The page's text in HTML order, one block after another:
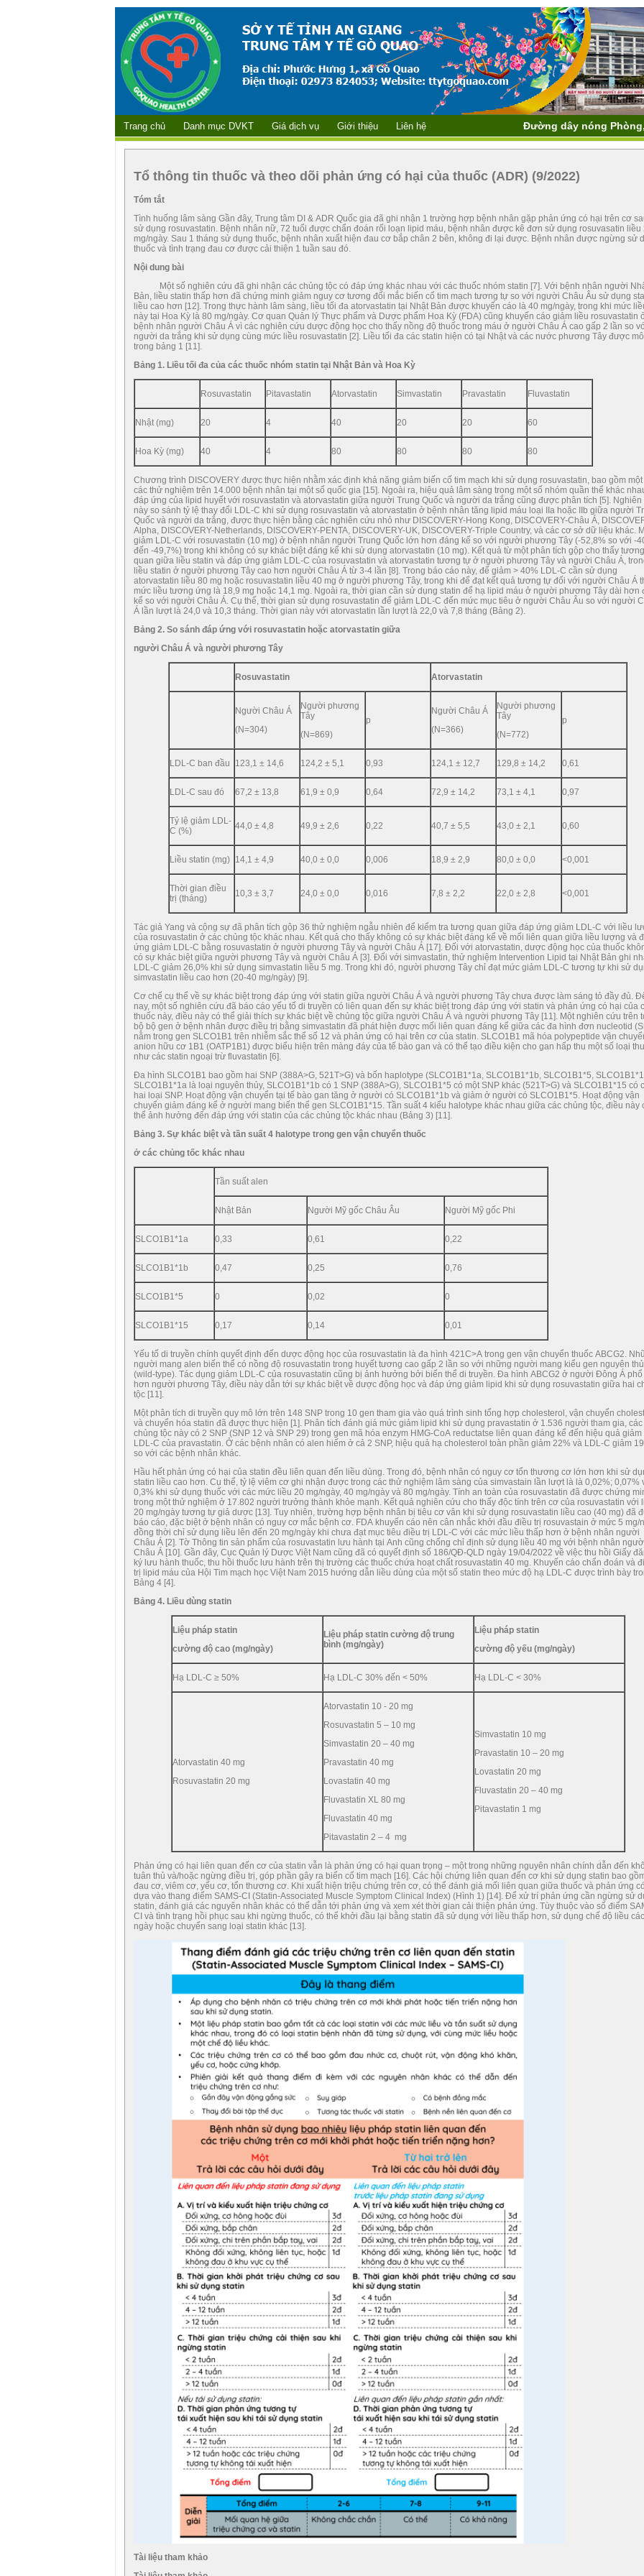
Đường dây nóng Phòng, chống
Trang chủ Danh mục DVKT Giá dịch vụ Giới thiệu Liên hệ
Tổ thông tin thuốc và theo dõi phản ứng có hại của thuốc (ADR) (9/2022)
Tóm tắt
Tình huống lâm sàng Gần đây, Trung tâm DI & ADR Quốc gia đã ghi nhận 1 trường hợp bệnh nhân gặp phản ứng có hại trên cơ
sử dụng rosuvastatin. Bệnh nhân nữ, 72 tuổi được chẩn đoán rối loạn lipid máu, bệnh nhân được kê đơn sử dụng rosuvasatin liều
mg/ngày. Sau 1 tháng sử dụng thuốc, bệnh nhân xuất hiện đau cơ bắp chân 2 bên, không đi lại được. Bệnh nhân được ngừng sử
thuốc và tình trạng đau cơ được cải thiện 1 tuần sau đó.
Nội dung bài
Một số nghiên cứu đã ghi nhận các chủng tộc có đáp ứng khác nhau với các thuốc nhóm statin [7]. Với bệnh nhân người
Bản, liều statin thấp hơn đã chứng minh giảm nguy cơ tương đối mắc biến cố tim mạch tương tự so với người Châu Âu sử dụng
liều cao hơn [12]. Trong thực hành lâm sàng, liều tối đa atorvastatin tại Nhật Bản được khuyến cáo là 40 mg/ngày, trong khi mức
này tại Hoa Kỳ là 80 mg/ngày. Cơ quan Quản lý Thực phẩm và Dược phẩm Hoa Kỳ (FDA) cũng khuyến cáo giảm liều rosuvastatin
bệnh nhân người Châu Á vì các nghiên cứu dược động học cho thấy nồng độ thuốc trong máu ở người Châu Á cao gấp 2 lần so
người da trắng khi sử dụng cùng mức liều rosuvastatin [2]. Liều tối đa các statin hiện có tại Nhật và các nước phương Tây được
trong bảng 1 [11].
Bảng 1. Liều tối đa của các thuốc nhóm statin tại Nhật Bản và Hoa Kỳ
Rosuvastatin Pitavastatin Atorvastatin Simvastatin Pravastatin Fluvastatin
Nhật (mg) 20 4 40 20 20 60
Hoa Kỳ (mg) 40 4 80 80 80 80
Chương trình DISCOVERY được thực hiện nhằm xác định khả năng giảm biến cố tim mạch khi sử dụng rosuvastatin, bao gồm
các thử nghiệm trên 14.000 bệnh nhân tại một số quốc gia [15]. Ngoài ra, hiệu quả lâm sàng trong một số nhóm quần thể khác
đáp ứng của lipid huyết với rosuvastatin và atorvastatin giữa người Trung Quốc và người da trắng cũng được phân tích [5]. Nghiên
này so sánh tỷ lệ thay đổi LDL-C khi sử dụng rosuvastatin và atorvastatin ở bệnh nhân tăng lipid máu loại IIa hoặc IIb giữa người
Quốc và người da trắng, được thực hiện bằng các nghiên cứu nhỏ như DISCOVERY-Hong Kong, DISCOVERY-Châu Á,
Alpha, DISCOVERY-Netherlands, DISCOVERY-PENTA, DISCOVERY-UK, DISCOVERY-Triple Country, và các cơ sở dữ liệu khác.
giảm LDL-C với rosuvastatin (10 mg) ở bệnh nhân người Trung Quốc lớn hơn đáng kể so với người phương Tây (-52,8% so với -
đến -49,7%) trong khi không có sự khác biệt đáng kể khi sử dụng atorvastatin (10 mg). Kết quả từ một phân tích gộp cho thấy tương
quan giữa liều statin và đáp ứng giảm LDL-C của rosuvastatin và atorvastatin tương tự ở người phương Tây và người Châu Á,
liều statin ở người phương Tây cao hơn người Châu Á từ 3-4 lần [8]. Trong báo cáo này, để giảm > 40% LDL-C cần sử dụng
atorvastatin liều 80 mg hoặc rosuvastatin liều 40 mg ở người phương Tây, trong khi để đạt kết quả tương tự đối với người Châu Á
mức liều tương ứng là 18,9 mg hoặc 14,1 mg. Ngoài ra, thời gian cần sử dụng statin để hạ lipid máu ở người phương Tây dài hơn
kể so với người Châu Á. Cụ thể, thời gian sử dụng rosuvastatin để giảm LDL-C đến mức mục tiêu ở người Châu Âu so với người
Á lần lượt là 24,0 và 10,3 tháng. Thời gian này với atorvastatin lần lượt là 22,0 và 7,8 tháng (Bảng 2).
Bảng 2. So sánh đáp ứng với rosuvastatin hoặc atorvastatin giữa
người Châu Á và người phương Tây
Rosuvastatin Atorvastatin
Người Châu Á
(N=304)
Người phương
Tây
(N=869)
p
Người Châu Á
(N=366)
Người phương
Tây
(N=772)
p
LDL-C ban đầu 123,1 ± 14,6 124,2 ± 5,1 0,93 124,1 ± 12,7 129,8 ± 14,2 0,61
LDL-C sau đó 67,2 ± 13,8 61,9 ± 0,9 0,64 72,9 ± 14,2 73,1 ± 4,1 0,97
Tỷ lệ giảm LDL-
C (%)
44,0 ± 4,8 49,9 ± 2,6 0,22 40,7 ± 5,5 43,0 ± 2,1 0,60
Liều statin (mg) 14,1 ± 4,9 40,0 ± 0,0 0,006 18,9 ± 2,9 80,0 ± 0,0 <0,001
Thời gian điều
trị (tháng)
10,3 ± 3,7 24,0 ± 0,0 0,016 7,8 ± 2,2 22,0 ± 2,8 <0,001
Tác giả Yang và cộng sự đã phân tích gộp 36 thử nghiệm ngẫu nhiên để kiểm tra tương quan giữa đáp ứng giảm LDL-C với liều
của rosuvastatin ở các chủng tộc khác nhau. Kết quả cho thấy không có sự khác biệt đáng kể về mối liên quan giữa liều lượng và
ứng giảm LDL-C bằng rosuvastatin ở người phương Tây và người Châu Á [17]. Đối với atorvastatin, dược động học của thuốc
có sự khác biệt giữa người phương Tây và người Châu Á [3]. Đối với simvastatin, thử nghiệm Intervention Lipid tại Nhật Bản ghi
LDL-C giảm 26,0% khi sử dụng simvastatin liều 5 mg. Trong khi đó, người phương Tây chỉ đạt mức giảm LDL-C tương tự khi sử
simvastatin liều cao hơn (20-40 mg/ngày) [9].
Cơ chế cụ thể về sự khác biệt trong đáp ứng với statin giữa người Châu Á và người phương Tây chưa được làm sáng tỏ đầy đủ.
nay, một số nghiên cứu đã báo cáo yếu tố di truyền có liên quan đến sự khác biệt trong đáp ứng với statin và phản ứng có hại của
thuốc này, điều này có thể giải thích sự khác biệt về chủng tộc giữa người Châu Á và người phương Tây [11]. Một nghiên cứu trên
bộ bộ gen ở bệnh nhân được điều trị bằng simvastatin đã phát hiện được mối liên quan đáng kể giữa các đa hình đơn nucleotid
nằm trong gen SLCO1B1 trên nhiễm sắc thể số 12 và phản ứng có hại trên cơ của statin. SLCO1B1 mã hóa polypeptide vận
anion hữu cơ 1B1 (OATP1B1) được biểu hiện trên màng đáy của tế bào gan và có thể tạo điều kiện cho gan hấp thu một số loại
như các statin ngoại trừ fluvastatin [6].
Đa hình SLCO1B1 bao gồm hai SNP (388A>G, 521T>G) và bốn haplotype (SLCO1B1*1a, SLCO1B1*1b, SLCO1B1*5,
SLCO1B1*1a là loại nguyên thủy, SLCO1B1*1b có 1 SNP (388A>G), SLCO1B1*5 có một SNP khác (521T>G) và SLCO1B1*15 có
hai loại SNP. Hoạt động vận chuyển tại tế bào gan tăng ở người có SLCO1B1*1b và giảm ở người có SLCO1B1*5. Hoạt động vận
chuyển giảm đáng kể ở người mang biến thể gen SLCO1B1*15. Tần suất 4 kiểu halotype khác nhau giữa các chủng tộc, điều này
thể ảnh hưởng đến đáp ứng với statin của các chủng tộc khác nhau (Bảng 3) [11].
Bảng 3. Sự khác biệt và tần suất 4 halotype trong gen vận chuyển thuốc
ở các chủng tốc khác nhau
Tần suất alen
Nhật Bản Người Mỹ gốc Châu Âu Người Mỹ gốc Phi
SLCO1B1*1a 0,33 0,61 0,22
SLCO1B1*1b 0,47 0,25 0,76
SLCO1B1*5 0 0,02 0
SLCO1B1*15 0,17 0,14 0,01
Yếu tố di truyền chính quyết định đến dược động học của rosuvastatin là đa hình 421C>A trong gen vận chuyển thuốc ABCG2.
người mang alen biến thể có nồng độ rosuvastatin trong huyết tương cao gấp 2 lần so với những người mang kiểu gen nguyên
(wild-type). Tác dụng giảm LDL-C của rosuvastatin cũng bị ảnh hưởng bởi biến thể di truyền. Đa hình ABCG2 ở người Đông Á phổ
hơn người phương Tây, điều này dẫn tới sự khác biệt về dược động học và đáp ứng giảm lipid khi sử dụng rosuvastatin giữa hai
tộc [11].
Một phân tích di truyền quy mô lớn trên 148 SNP trong 10 gen tham gia vào quá trình sinh tổng hợp cholesterol, vận chuyển
và chuyển hóa statin đã được thực hiện [1]. Phân tích đánh giá mức giảm lipid khi sử dụng pravastatin ở 1.536 người tham gia, các
chủng tộc này có 2 SNP (SNP 12 và SNP 29) trong gen mã hóa enzym HMG-CoA reductatse liên quan đáng kể đến hiệu quả giảm
LDL-C của pravastatin. Ở các bệnh nhân có alen hiếm ở cả 2 SNP, hiệu quả hạ cholesterol toàn phần giảm 22% và LDL-C giảm
so với các bệnh nhân khác.
Hầu hết phản ứng có hại của statin đều liên quan đến liều dùng. Trong đó, bệnh nhân có nguy cơ tổn thương cơ lớn hơn khi sử
statin liều cao hơn. Cụ thể, tỷ lệ viêm cơ ghi nhận được trong các thử nghiệm lâm sàng của simvastain lần lượt là là 0,02%; 0,07%
0,3% khi sử dụng thuốc với các mức liều 20 mg/ngày, 40 mg/ngày và 80 mg/ngày. Tính an toàn của rosuvastatin đã được chứng
trong một thử nghiệm ở 17.802 người trưởng thành khỏe mạnh. Kết quả nghiên cứu cho thấy độc tính trên cơ của rosuvastatin với
20 mg/ngày tương tự giả dược [13]. Tuy nhiên, trường hợp bệnh nhân bị tiêu cơ vân khi sử dụng rosuvastatin liều cao (40 mg) đã
báo cáo, đặc biệt ở bệnh nhân có nguy cơ mắc bệnh cơ. FDA khuyến cáo nên cân nhắc khởi đầu điều trị rosuvastain ở mức 5 mg/
đồng thời chỉ sử dụng liều lên đến 20 mg/ngày khi chưa đạt mục tiêu điều trị LDL-C với các mức liều thấp hơn ở bệnh nhân người
Châu Á [2]. Tờ Thông tin sản phẩm của rosuvastatin lưu hành tại Anh cũng chống chỉ định sử dụng liều 40 mg với bệnh nhân
Châu Á [10]. Gần đây, Cục Quản lý Dược Việt Nam cũng đã có quyết định số 186/QĐ-QLD ngày 19/04/2022 về việc thu hồi Giấy
ký lưu hành thuốc, thu hồi thuốc lưu hành trên thị trường các thuốc chứa hoạt chất rosuvastatin 40 mg. Khuyến cáo chẩn đoán và
trị lipid máu của Hội Tim mạch học Việt Nam 2015 hướng dẫn liều dùng của một số statin theo mức độ hạ LDL-C được trình bày
Bảng 4 [4].
Bảng 4. Liều dùng statin
Liệu pháp statin
cường độ cao (mg/ngày)
Liệu pháp statin cường độ trung
bình (mg/ngày)
Liệu pháp statin
cường độ yếu (mg/ngày)
Hạ LDL-C ≥ 50% Hạ LDL-C 30% đến < 50% Hạ LDL-C < 30%
Atorvastatin 40 mg
Rosuvastatin 20 mg
Atorvastatin 10 - 20 mg
Rosuvastatin 5 – 10 mg
Simvastatin 20 – 40 mg
Pravastatin 40 mg
Lovastatin 40 mg
Fluvastatin XL 80 mg
Fluvastatin 40 mg
Pitavastatin 2 – 4 mg
Simvastatin 10 mg
Pravastatin 10 – 20 mg
Lovastatin 20 mg
Fluvastatin 20 – 40 mg
Pitavastatin 1 mg
Phản ứng có hại liên quan đến cơ của statin vẫn là phản ứng có hại quan trọng – một trong những nguyên nhân chính dẫn đến
tuân thủ và/hoặc ngừng điều trị, góp phần gây ra biến cố tim mạch [16]. Các hội chứng liên quan đến cơ khi sử dụng statin bao
đau cơ, viêm cơ, yếu cơ, tổn thương cơ. Khi xuất hiện triệu chứng trên cơ, có thể đánh giá mối liên quan giữa thuốc và phản ứng
dựa vào thang điểm SAMS-CI (Statin-Associated Muscle Symptom Clinical Index) (Hình 1) [14]. Để xử trí phản ứng cần ngừng sử
statin, đánh giá các nguyên nhân khác có thể dẫn tới phản ứng và xem xét thời gian cải thiện phản ứng. Tùy thuộc vào số điểm
CI và tình trạng hồi phục sau khi ngừng thuốc, có thể khởi đầu lại bằng statin đã sử dụng với liều thấp hơn, sử dụng chế độ liều
ngày hoặc chuyển sang loại statin khác [13].
Tài liệu tham khảo